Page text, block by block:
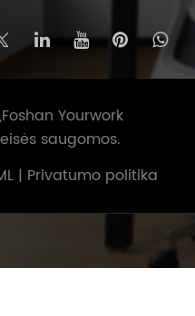
Yourwork
saugomos.
| Privatumo politika